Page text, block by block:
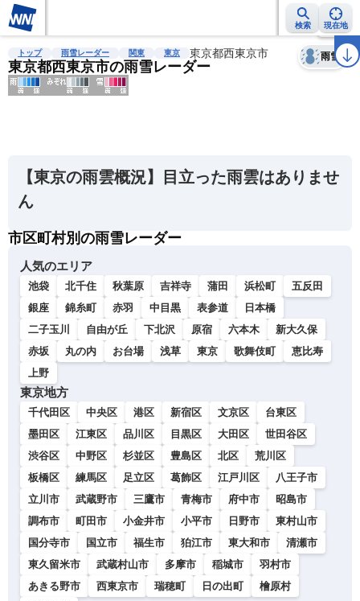
検索 現在地
雨雲レーダー 台風情報 地震情報 警報・注意報 2週間天気 ラ
トップ 雨雪レーダー 関東 東京 東京都西東京市
東京都西東京市の雨雪レーダー
雨雪
天気 台風
【東京の雨雲概況】目立った雨雲はありませ
ん
市区町村別の雨雪レーダー
人気のエリア
池袋 北千住 秋葉原 吉祥寺 蒲田 浜松町
五反田
銀座
錦糸町 赤羽 中目黒 表参道
日本橋
二子玉川
自由が丘 下北沢 原宿 六本木
新大久保
赤坂
丸の内 お台場 浅草 東京 歌舞伎町
恵比寿
上野
東京地方
千代田区 中央区 港区 新宿区 文京区
台東区
墨田区
江東区 品川区 目黒区 大田区
世田谷区
渋谷区
中野区 杉並区 豊島区 北区
荒川区
板橋区
練馬区 足立区 葛飾区 江戸川区
八王子市
立川市
武蔵野市 三鷹市 青梅市 府中市
昭島市
調布市
町田市 小金井市 小平市 日野市
東村山市
国分寺市
国立市 福生市 狛江市 東大和市
清瀬市
東久留米市
武蔵村山市 多摩市 稲城市
羽村市
あきる野市
西東京市 瑞穂町 日の出町
檜原村